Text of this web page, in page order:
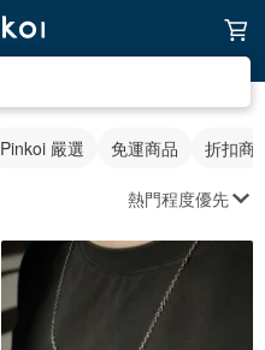
Pinkoi 嚴選 免運商品 折扣商
熱門程度優先